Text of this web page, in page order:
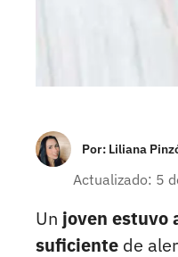
Por: Liliana
Actualizado: 5
Un joven estuvo
suficiente de